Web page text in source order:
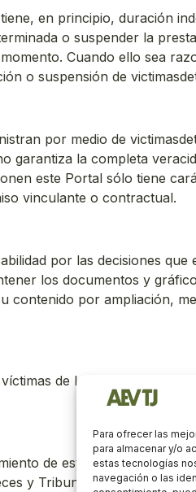
Para ofrecer las
para almacenar y/o
estas tecnologías
navegación o las
en principio, duración
o suspender la
Cuando ello sea
o suspensión de
por medio de
garantiza la completa
este Portal sólo tiene
vinculante o contractual.
por las decisiones
los documentos y
contenido por ampliación,
de los testigos de
de este Aviso Legal, así
y Tribunales de la